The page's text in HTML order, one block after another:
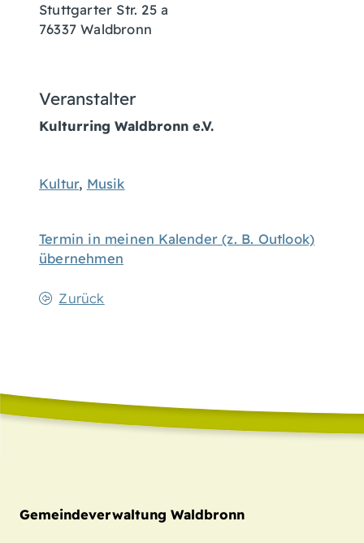
Stuttgarter Str. 25 a
76337 Waldbronn
Veranstalter
Kulturring Waldbronn e.V.
Kultur, Musik
Termin in meinen Kalender (z. B. Outlook)
übernehmen
Zurück
Gemeindeverwaltung Waldbronn